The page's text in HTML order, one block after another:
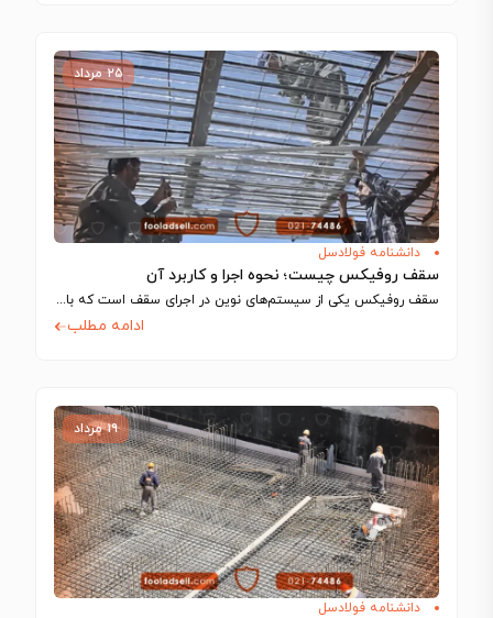
۲۵ مرداد
دانشنامه فولادسل
سقف روفیکس چیست؛ نحوه اجرا و کاربرد آن
سقف روفیکس یکی از سیستم‌های نوین در اجرای سقف است که با استفاده از…
ادامه مطلب
۱۹ مرداد
دانشنامه فولادسل